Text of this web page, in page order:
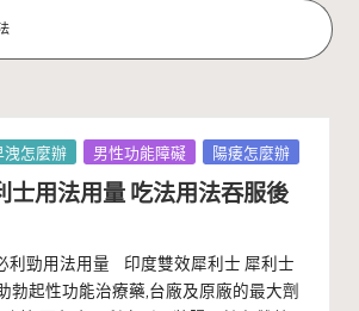
洩怎麼辦 男性功能障礙 陽痿怎麼辦
士用法用量 吃法用法吞服後
利勁用法用量 印度雙效犀利士 犀利士
勃起性功能治療藥,台廠及原廠的最大劑